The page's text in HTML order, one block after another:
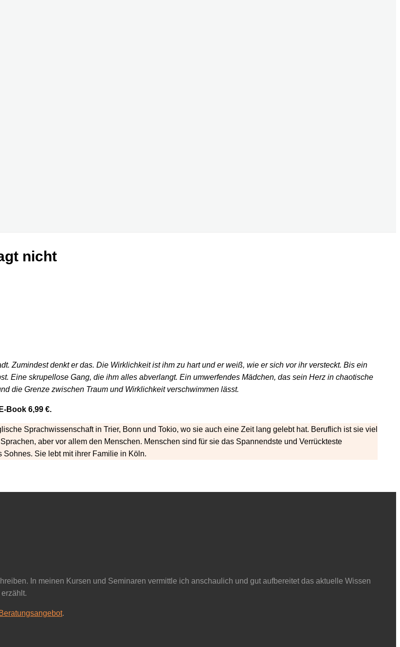
nicht
Zumindest denkt er das. Die Wirklichkeit ist ihm zu hart und er weiß, wie er sich vor ihr versteckt. Bis ein
Eine skrupellose Gang, die ihm alles abverlangt. Ein umwerfendes Mädchen, das sein Herz in chaotische
die Grenze zwischen Traum und Wirklichkeit verschwimmen lässt.
Book 6,99 €.
Sprachwissenschaft in Trier, Bonn und Tokio, wo sie auch eine Zeit lang gelebt hat. Beruflich ist sie viel
aber vor allem den Menschen. Menschen sind für sie das Spannendste und Verrückteste
Sie lebt mit ihrer Familie in Köln.
In meinen Kursen und Seminaren vermittle ich anschaulich und gut aufbereitet das aktuelle Wissen
Beratungsangebot.